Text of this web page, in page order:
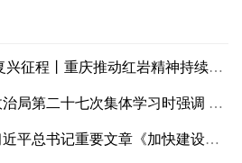
推动红岩精神持续焕发新的时代光芒 红岩丹心向阳开
时强调 强化政治引领 深化创新发展 高质量推进国防和军队现代化
总书记重要文章《加快建设健康中国》